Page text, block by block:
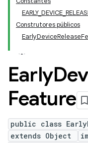
Construtores públicos
Early
Feature
public class
extends Object